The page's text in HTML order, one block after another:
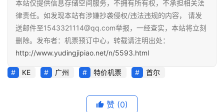
本站仅提供信息存储空间服务，不拥有所有权，不承担相关法
律责任。如发现本站有涉嫌抄袭侵权/违法违规的内容， 请发
送邮件至1543321114@qq.com举报，一经查实，本站将立刻
删除。发布者：机票预订中心，转载请注明出处：
http://www.yudingjipiao.net/n/5593.html
KE 广州 特价机票 首尔
赞 (0)